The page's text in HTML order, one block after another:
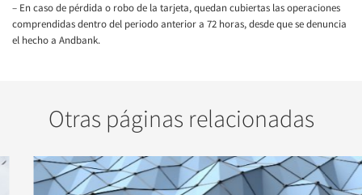
– En caso de pérdida o robo de la tarjeta, quedan cubiertas las operaciones
comprendidas dentro del periodo anterior a 72 horas, desde que se denuncia
el hecho a Andbank.
Otras páginas relacionadas